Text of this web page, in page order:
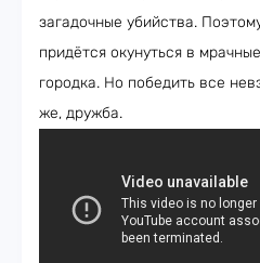
загадочные убийства.
придётся окунуться в
городка. Но победить все
же, дружба.